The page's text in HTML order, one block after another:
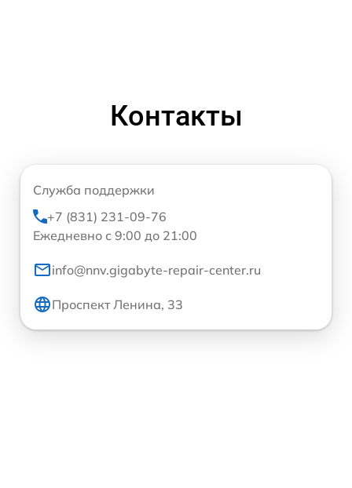
Контакты
Служба поддержки
+7 (831) 231-09-76
Ежедневно с 9:00 до 21:00
info@nnv.gigabyte-repair-center.ru
Проспект Ленина, 33